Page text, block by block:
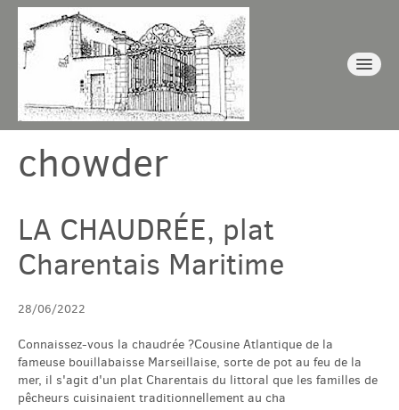
Chambres & table
Tarif & Contact
Accès & Tourisme
chowder
LA CHAUDRÉE, plat
Charentais Maritime
28/06/2022
Connaissez-vous la chaudrée ?Cousine Atlantique de la
fameuse bouillabaisse Marseillaise, sorte de pot au feu de la
mer, il s'agit d'un plat Charentais du littoral que les familles de
pêcheurs cuisinaient traditionnellement au cha